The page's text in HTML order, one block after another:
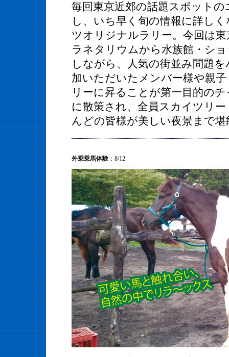
毎回東京近郊の話題スポット
し、いち早く旬の情報に詳し
ツオリジナルラリー。今回は
ラネタリウムから水族館・シ
しながら、人気の街並み問題
加いただいたメンバー様や親
リーに昇ることが第一目的の
に散策され、全員スカイツリ
んどの皆様が美しい夜景まで
外乗乗馬体験 ：8/12